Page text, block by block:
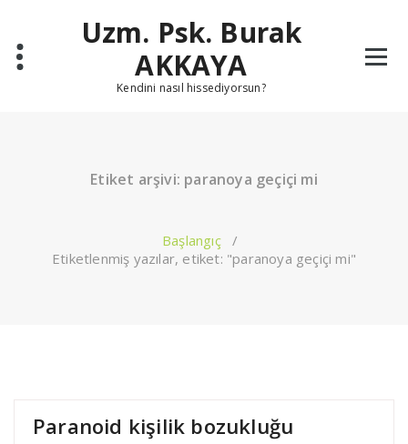
Uzm. Psk. Burak
AKKAYA
Kendini nasıl hissediyorsun?
Etiket arşivi: paranoya geçiçi mi
Başlangıç/
Etiketlenmiş yazılar, etiket: "paranoya geçiçi mi"
Paranoid kişilik bozukluğu